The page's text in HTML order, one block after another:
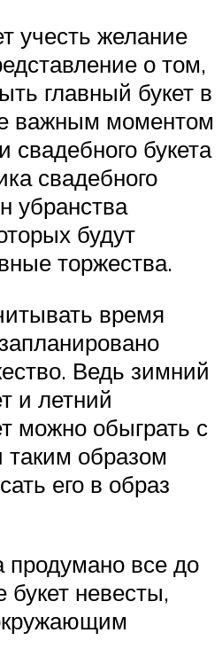
учесть желание
о том,
главный букет в
важным моментом
свадебного букета
свадебного
убранства
будут
торжества.
время
Ведь зимний
и летний
можно обыграть с
таким образом
его в образ
продумано все до
невесты,